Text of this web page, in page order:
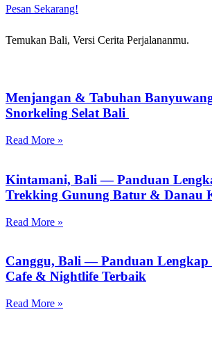
Pesan Sekarang!
Temukan Bali, Versi Cerita Perjalananmu.
Menjangan & Tabuhan
Snorkeling Selat Bali
Read More »
Kintamani, Bali — Panduan
Trekking Gunung Batur & Danau
Read More »
Canggu, Bali — Panduan Lengkap
Cafe & Nightlife Terbaik
Read More »